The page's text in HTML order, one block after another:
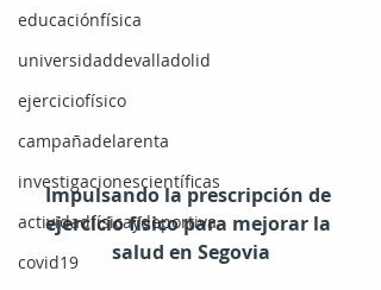
educaciónfísica
universidaddevalladolid
ejerciciofísico
campañadelarenta
investigacionescientíficas
actividadfísicaydeportiva
covid19
Impulsando la prescripción de
ejercicio físico para mejorar la
salud en Segovia